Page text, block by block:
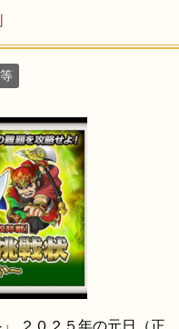
２０２５年の元日（正